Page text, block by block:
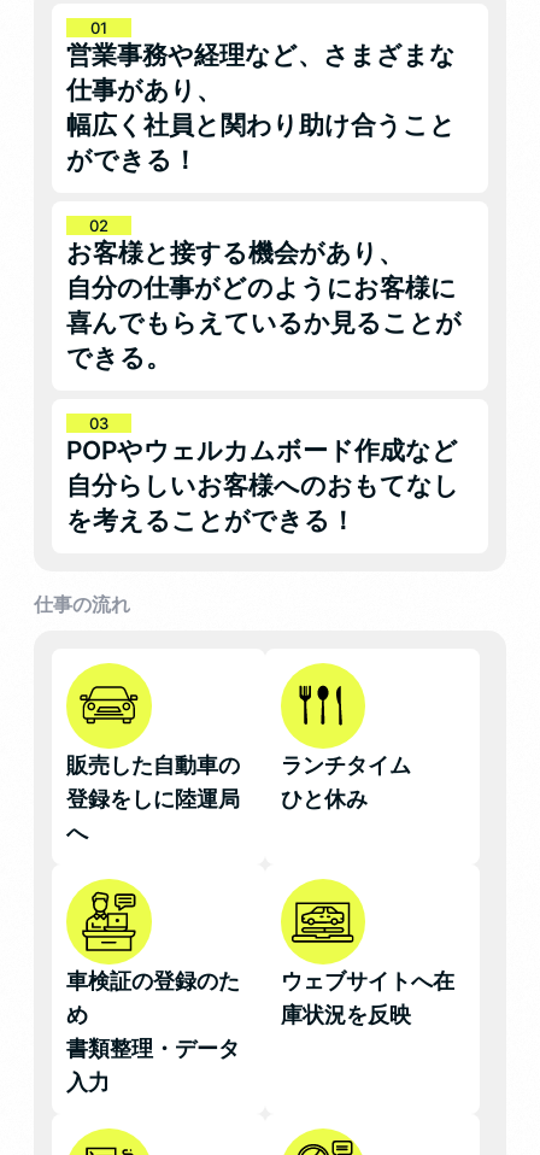
営業事務や経理など、さまざまな
仕事があり、
幅広く社員と関わり助け合うこと
ができる！
お客様と接する機会があり、
自分の仕事がどのようにお客様に
喜んでもらえているか見ることが
できる。
POPやウェルカムボード作成など
自分らしいお客様へのおもてなし
を考えることができる！
仕事の流れ
販売した自動車の
登録をしに陸運局
へ
ランチタイム
ひと休み
車検証の登録のた
め
書類整理・データ
入力
ウェブサイトへ在
庫状況を反映